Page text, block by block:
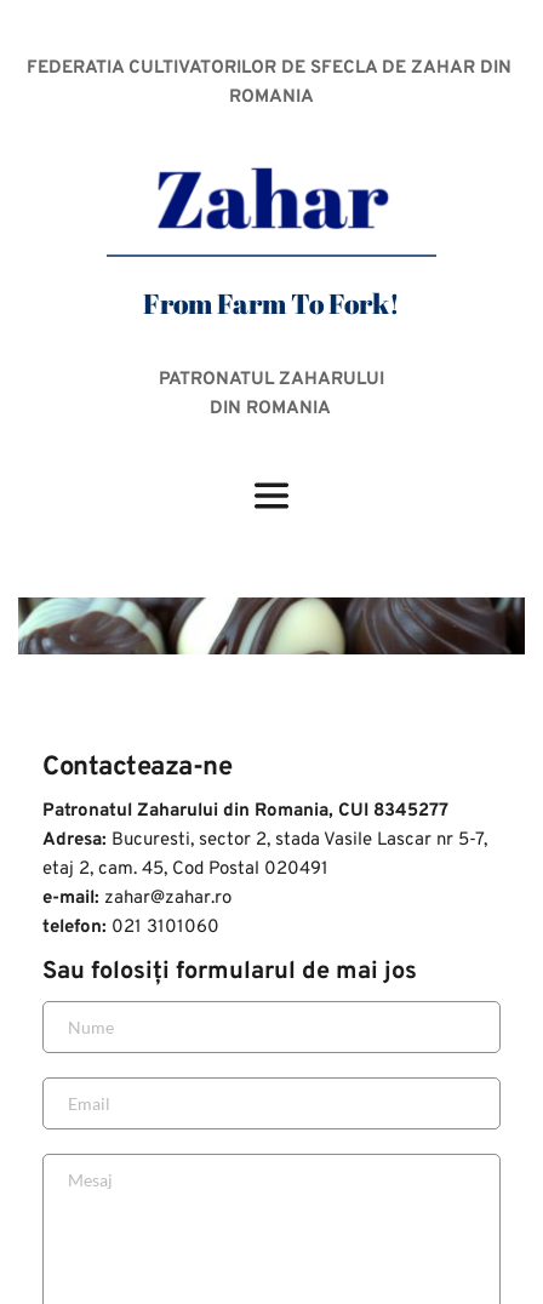
FEDERATIA CULTIVATORILOR DE SFECLA DE ZAHAR DIN
ROMANIA
From Farm To Fork!
PATRONATUL ZAHARULUI
DIN ROMANIA
Contacteaza-ne
Patronatul Zaharului din Romania, CUI 8345277
Adresa: Bucuresti, sector 2, stada Vasile Lascar nr 5-7,
etaj 2, cam. 45, Cod Postal 020491
e-mail: zahar@zahar.ro
telefon: 021 3101060
Sau folosiți formularul de mai jos